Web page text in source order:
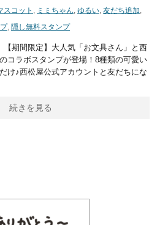
スコット , ミミちゃん, ゆるい, 友だち追加,
, 隠し無料スタンプ
【期間限定】大人気「お文具さん」と西
コラボスタンプが登場！8種類の可愛い
け♪西松屋公式アカウントと友だちにな
続きを見る